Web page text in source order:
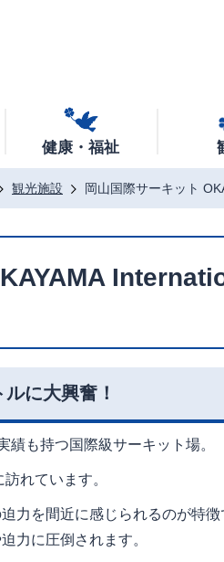
健康・福祉
観光施設 岡山国際サーキット
に大興奮！
も持つ国際級サーキット場。
れています。
力を間近に感じられるのが特徴
力に圧倒されます。